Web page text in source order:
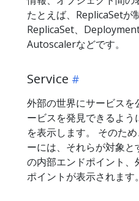
たとえば、ReplicaSetが
ReplicaSet、
Autoscalerなどです。
Service
外部の世界にサービス
ービスを発見できるよ
を表示します。 そのた
ーには、それらが対象
の内部エンドポイント、
ポイントが表示されます。